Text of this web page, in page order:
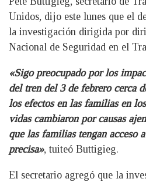
Unidos, dijo este lunes que el
la investigación dirigida por
Nacional de Seguridad en el
«Sigo preocupado por los
del tren del 3 de febrero cerca
los efectos en las familias en
vidas cambiaron por causas
que las familias tengan acceso
precisa», tuiteó Buttigieg.
El secretario agregó que la